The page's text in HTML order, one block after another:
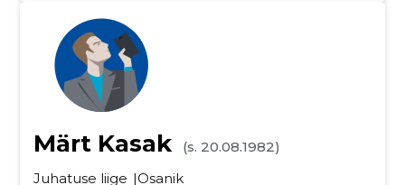
Märt Kasak
(s. 20.08.1982)
Juhatuse liige
Osanik